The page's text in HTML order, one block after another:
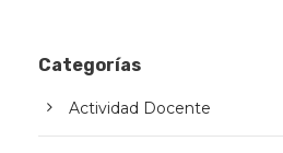
Categorías
Actividad Docente